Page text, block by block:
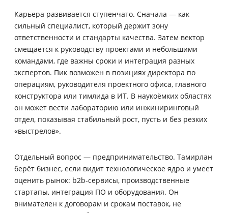
Карьера развивается ступенчато. Сначала — как
сильный специалист, который держит зону
ответственности и стандарты качества. Затем вектор
смещается к руководству проектами и небольшими
командами, где важны сроки и интеграция разных
экспертов. Пик возможен в позициях директора по
операциям, руководителя проектного офиса, главного
конструктора или тимлида в ИТ. В наукоёмких областях
он может вести лабораторию или инжиниринговый
отдел, показывая стабильный рост, пусть и без резких
«выстрелов».
Отдельный вопрос — предпринимательство. Тамирлан
берёт бизнес, если видит технологическое ядро и умеет
оценить рынок: b2b-сервисы, производственные
стартапы, интеграция ПО и оборудования. Он
внимателен к договорам и срокам поставок, не